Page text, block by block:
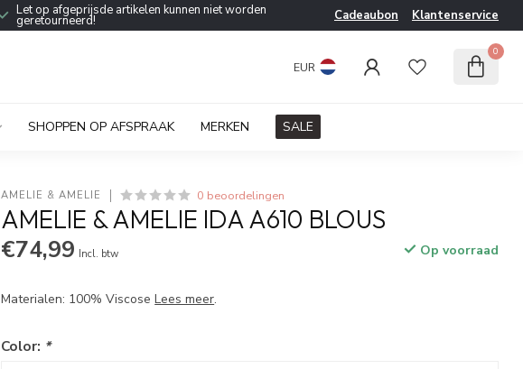
Let op afgeprijsde artikelen kunnen niet worden
geretourneerd! Cadeaubon Klantenservice
EUR
0
SHOPPEN OP AFSPRAAK MERKEN SALE
AMELIE & AMELIE 0 beoordelingen
AMELIE & AMELIE IDA A610 BLOUS
€74,99 Incl. btw Op voorraad
Materialen: 100% ViscoseLees meer.
Color: *